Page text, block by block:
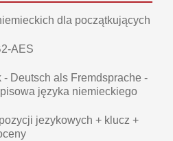
dla początkujących
AES
- Deutsch als Fremdsprache -
języka niemieckiego
jezykowych + klucz +